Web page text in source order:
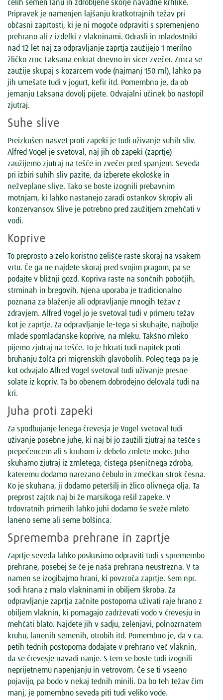
celih semen lanu in zdrobljene skorje navadne krhlike.
Pripravek je namenjen lajšanju kratkotrajnih težav pri
občasni zaprtosti, ki je ni mogoče odpraviti s spremenjeno
prehrano ali z izdelki z vlakninami. Odrasli in mladostniki
nad 12 let naj za odpravljanje zaprtja zaužijejo 1 merilno
žličko zrnc Laksana enkrat dnevno in sicer zvečer. Zrnca se
zaužije skupaj s kozarcem vode (najmanj 150 ml), lahko pa
jih umešate tudi v jogurt, kefir itd. Pomembno je, da ob
jemanju Laksana dovolj pijete. Odvajalni učinek bo nastopil
zjutraj.
Suhe slive
Preizkušen nasvet proti zapeki je tudi uživanje suhih sliv.
Alfred Vogel je svetoval, naj jih ob zapeki (zaprtje)
zaužijemo zjutraj na tešče in zvečer pred spanjem. Seveda
pri izbiri suhih sliv pazite, da izberete ekološke in
nežveplane slive. Tako se boste izognili prebavnim
motnjam, ki lahko nastanejo zaradi ostankov škropiv ali
konzervansov. Slive je potrebno pred zaužitjem zmehčati v
vodi.
Koprive
To preprosto a zelo koristno zelišče raste skoraj na vsakem
vrtu. Če ga ne najdete skoraj pred svojim pragom, pa se
podajte v bližnji gozd. Kopriva raste na sončnih pobočjih,
strminah in bregovih. Njena uporaba je tradicionalno
poznana za blaženje ali odpravljanje mnogih težav z
zdravjem. Alfred Vogel jo je svetoval tudi v primeru težav
kot je zaprtje. Za odpravljanje le-tega si skuhajte, najbolje
mlade spomladanske koprive, na mleku. Takšno mleko
pijemo zjutraj na tešče. To je hkrati tudi napitek proti
bruhanju žolča pri migrenskih glavobolih. Poleg tega pa je
kot odvajalo Alfred Vogel svetoval tudi uživanje presne
solate iz kopriv. Ta bo obenem dobrodejno delovala tudi na
kri.
Juha proti zapeki
Za spodbujanje lenega črevesja je Vogel svetoval tudi
uživanje posebne juhe, ki naj bi jo zaužili zjutraj na tešče s
prepečencem ali s kruhom iz debelo zmlete moke. Juho
skuhamo zjutraj iz zmletega, čistega pšeničnega zdroba,
kateremu dodamo narezano čebulo in zmečkan strok česna.
Ko je skuhana, ji dodamo peteršilj in žlico olivnega olja. Ta
preprost zajtrk naj bi že marsikoga rešil zapeke. V
trdovratnih primerih lahko juhi dodamo še sveže mleto
laneno seme ali seme bolšinca.
Sprememba prehrane in zaprtje
Zaprtje seveda lahko poskusimo odpraviti tudi s spremembo
prehrane, posebej še če je naša prehrana neustrezna. V ta
namen se izogibajmo hrani, ki povzroča zaprtje. Sem npr.
sodi hrana z malo vlakninami in obiljem škroba. Za
odpravljanje zaprtja začnite postopoma uživati raje hrano z
obiljem vlaknin, ki pomagajo zadrževati vodo v črevesju in
mehčati blato. Najdete jih v sadju, zelenjavi, polnozrnatem
kruhu, lanenih semenih, otrobih itd. Pomembno je, da v ca.
petih tednih postopoma dodajate v prehrano več vlaknin,
da se črevesje navadi nanje. S tem se boste tudi izognili
neprijetnemu napenjanju in vetrovom. Če se ti vseeno
pojavijo, pa bodo v nekaj tednih minili. Da bo teh težav čim
manj, je pomembno seveda piti tudi veliko vode.